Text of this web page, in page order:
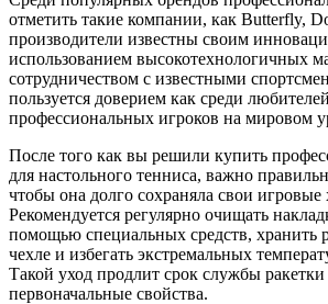
отметить такие компании, как Butterfly,
производители известны своим
использованием высокотехнологичных
сотрудничеством с известными
пользуется доверием как среди
профессиональных игроков на мировом
После того как вы решили купить
для настольного тенниса, важно
чтобы она долго сохраняла свои игровые
Рекомендуется регулярно очищать
помощью специальных средств, хранить
чехле и избегать экстремальных
Такой уход продлит срок службы ракетки
первоначальные свойства.